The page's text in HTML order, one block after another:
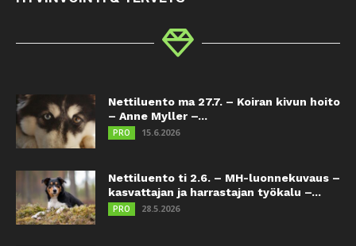
Nettiluento ma 27.7. – Koiran kivun hoito
– Anne Myller –...
PRO 15.6.2026
Nettiluento ti 2.6. – MH-luonnekuvaus –
kasvattajan ja harrastajan työkalu –...
PRO 28.5.2026